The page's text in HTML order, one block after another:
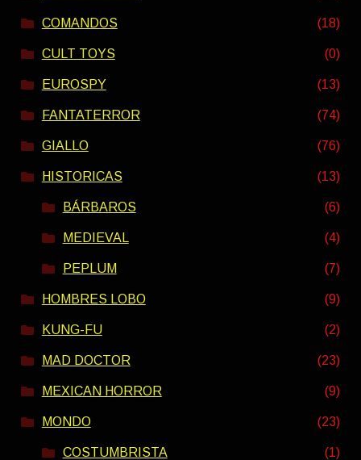
COMANDOS (18)
CULT TOYS (0)
EUROSPY (13)
FANTATERROR (74)
GIALLO (76)
HISTORICAS (13)
BÁRBAROS (6)
MEDIEVAL (4)
PEPLUM (7)
HOMBRES LOBO (9)
KUNG-FU (2)
MAD DOCTOR (23)
MEXICAN HORROR (9)
MONDO (23)
COSTUMBRISTA (1)